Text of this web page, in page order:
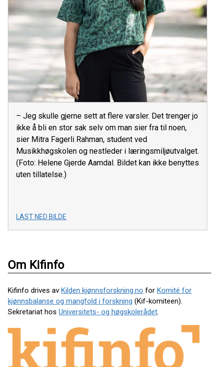
– Jeg skulle gjerne sett at flere varsler. Det trenger jo
ikke å bli en stor sak selv om man sier fra til noen,
sier Mitra Fagerli Rahman, student ved
Musikkhøgskolen og nestleder i læringsmiljøutvalget.
(Foto: Helene Gjerde Aamdal. Bildet kan ikke benyttes
uten tillatelse.)
LAST NED BILDE
Om Kifinfo
Kifinfo drives av Kilden kjønnsforskning.no for Komité for
kjønnsbalanse og mangfold i forskning (Kif-komiteen).
Sekretariat hos Universitets- og høgskolerådet.